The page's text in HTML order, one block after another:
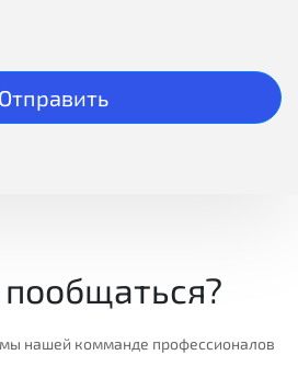
Отправить
нашей комманде профессионалов